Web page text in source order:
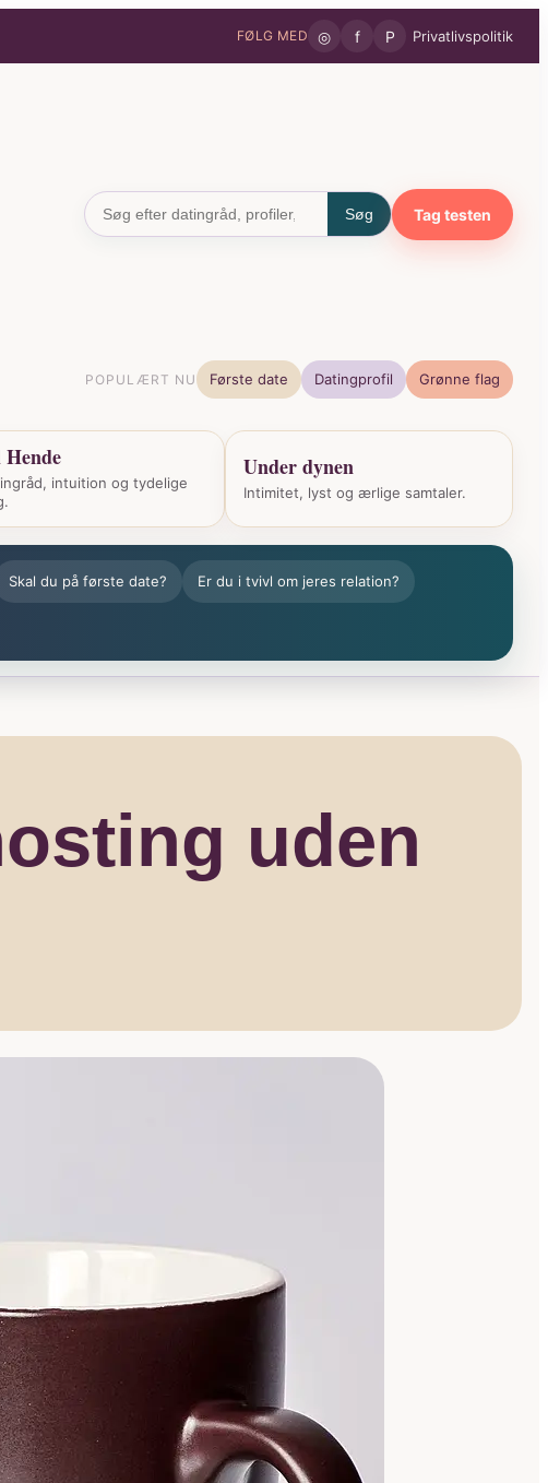
FØLG MED ◎ f P Privatlivspolitik
Søg Tag testen
POPULÆRT NU Første date Datingprofil Grønne flag
intuition og tydelige
Under dynen
Intimitet, lyst og ærlige samtaler.
Skal du på første date? Er du i tvivl om jeres relation?
uden